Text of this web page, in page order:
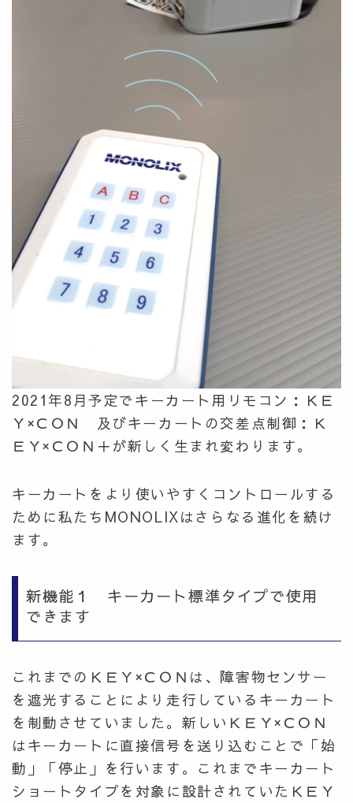
2021年8月予定でキーカート用リモコン：ＫＥ
Ｙ×ＣＯＮ 及びキーカートの交差点制御：Ｋ
ＥＹ×ＣＯＮ＋が新しく生まれ変わります。
キーカートをより使いやすくコントロールする
ために私たちMONOLIXはさらなる進化を続け
ます。
新機能１ キーカート標準タイプで使用
できます
これまでのＫＥＹ×ＣＯＮは、障害物センサー
を遮光することにより走行しているキーカート
を制動させていました。新しいＫＥＹ×ＣＯＮ
はキーカートに直接信号を送り込むことで「始
動」「停止」を行います。これまでキーカート
ショートタイプを対象に設計されていたＫＥＹ